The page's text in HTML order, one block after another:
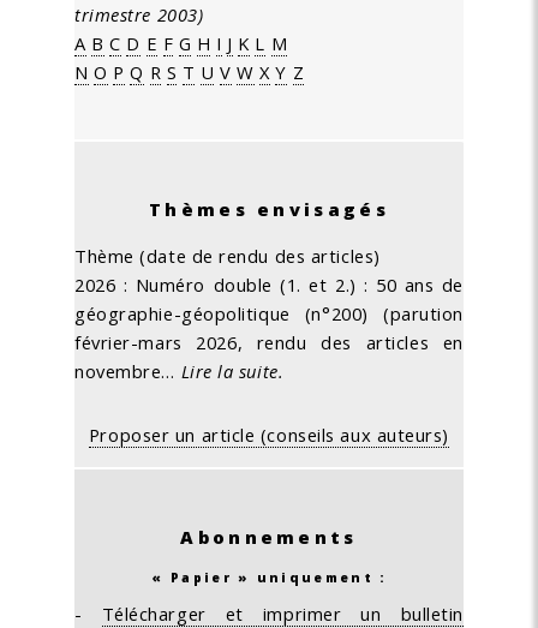
trimestre 2003)
A B C D E F G H I J K L M
N O P Q R S T U V W X Y Z
Thèmes envisagés
Thème (date de rendu des articles)
2026 : Numéro double (1. et 2.) : 50 ans de
géographie-géopolitique (n°200) (parution
février-mars 2026, rendu des articles en
novembre… Lire la suite.
Proposer un article (conseils aux auteurs)
Abonnements
« Papier » uniquement :
- Télécharger et imprimer un bulletin